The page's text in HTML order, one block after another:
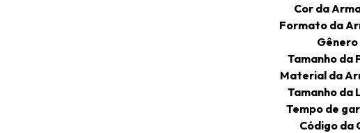
Cor da
Formato da
Gênero
Tamanho da
Material da
Tamanho da
Tempo de
Código da